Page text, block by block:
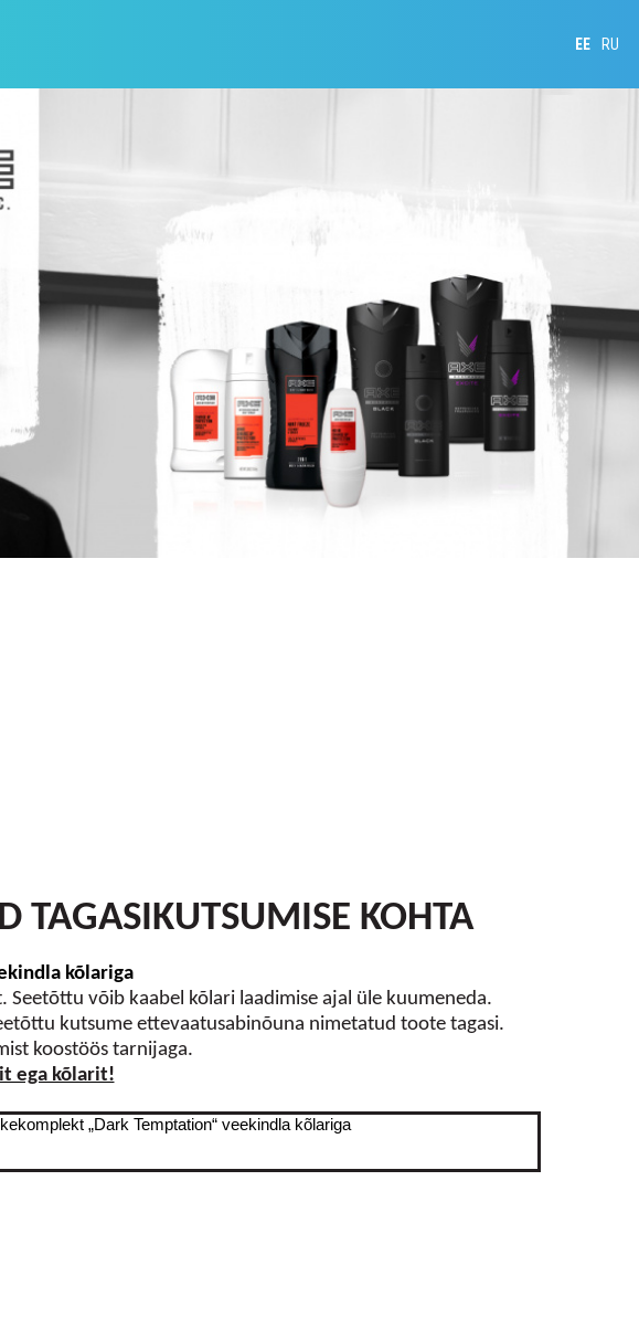
EE RU
TAGASIKUTSUMISE KOHTA
kõlariga
võib kaabel kõlari laadimise ajal üle kuumeneda.
kutsume ettevaatusabinõuna nimetatud toote tagasi.
koostöös tarnijaga.
ega kõlarit!
„Dark Temptation“ veekindla kõlariga